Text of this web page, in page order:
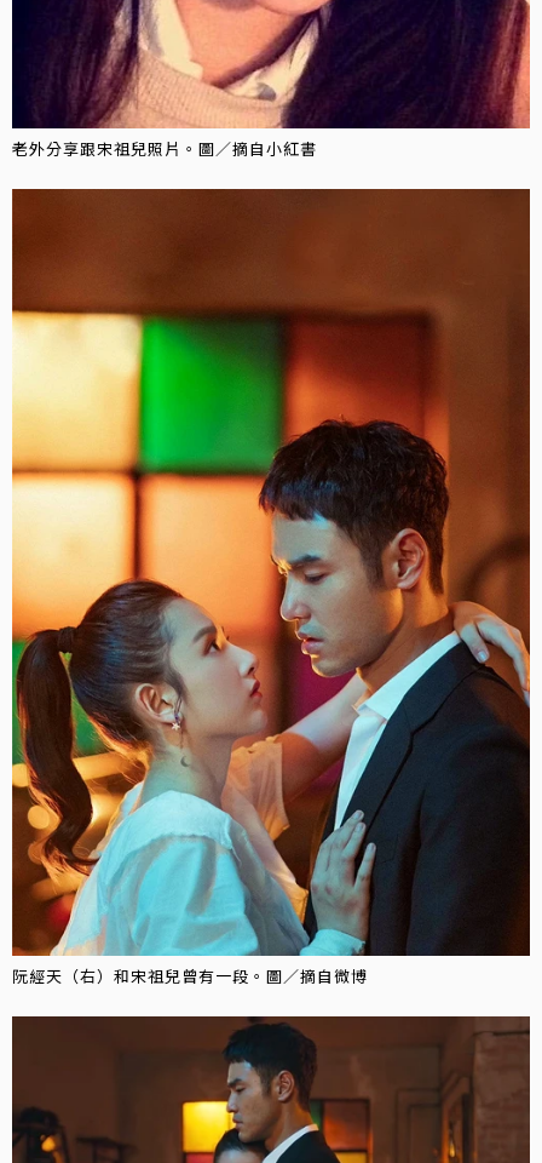
老外分享跟宋祖兒照片。圖／摘自小紅書
阮經天（右）和宋祖兒曾有一段。圖／摘自微博